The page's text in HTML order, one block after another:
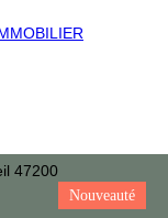
Nouveauté